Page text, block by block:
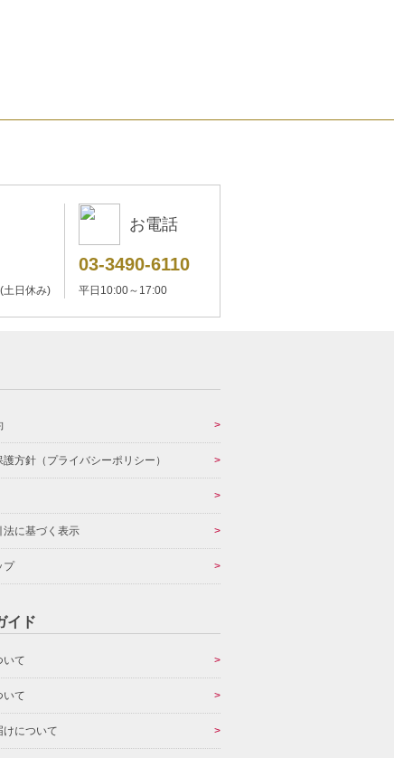
土日休み)
お電話
03-3490-6110
平日10:00～17:00
方針（プライバシーポリシー）
法に基づく表示
プ
イド
いて
いて
けについて